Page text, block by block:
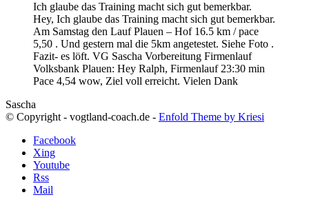
Ich glaube das Training macht sich gut bemerkbar.
Hey, Ich glaube das Training macht sich gut bemerkbar.
Am Samstag den Lauf Plauen – Hof 16.5 km / pace
5,50 . Und gestern mal die 5km angetestet. Siehe Foto .
Fazit- es löft. VG Sascha Vorbereitung Firmenlauf
Volksbank Plauen: Hey Ralph, Firmenlauf 23:30 min
Pace 4,54 wow, Ziel voll erreicht. Vielen Dank
Sascha
© Copyright - vogtland-coach.de - Enfold Theme by Kriesi
Facebook
Xing
Youtube
Rss
Mail